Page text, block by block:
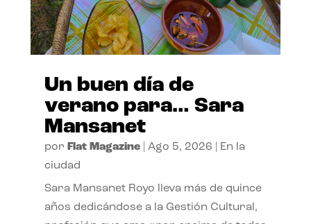
Un buen día de
verano para… Sara
Mansanet
por Flat Magazine| Ago 5, 2026
En la
ciudad
Sara Mansanet Royo lleva más de quince
años dedicándose a la Gestión Cultural,